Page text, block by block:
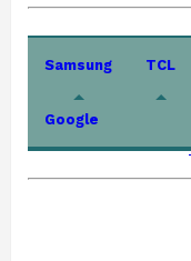
Samsung TCL
Google